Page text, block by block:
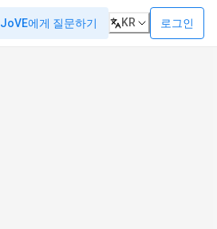
JoVE에게 질문하기 KR 로그인